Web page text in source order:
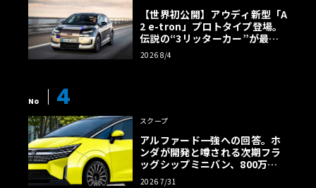
【世界初公開】アウディ新型「A
2 e-tron」プロトタイプ登場。
伝説の“3リッターカー”が最高
効率エントリーBEVとして復活
【画像38枚】
2026 8/4
No 4
スクープ
アルファード一強への回答。ホ
ンダが開発と噂される次期フラ
ッグシップミニバン、800万円
超の勝算【予想CG】
2026 7/31